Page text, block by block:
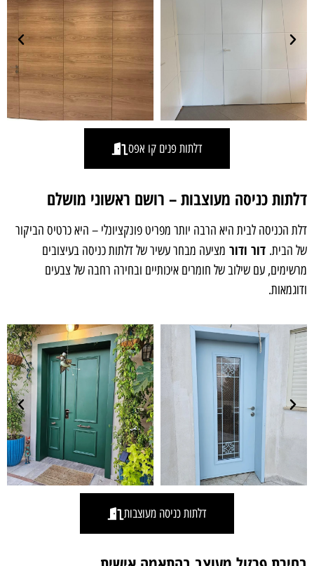
דלתות פנים קו אפס
דלתות כניסה מעוצבות – רושם ראשוני מושלם
דלת הכניסה לבית היא הרבה יותר מפריט פונקציונלי – היא כרטיס הביקור
של הבית. דור ודור מציעה מבחר עשיר של דלתות כניסה בעיצובים
מרשימים, עם שילוב של חומרים איכותיים ובחירה רחבה של צבעים
ודוגמאות.
דלתות כניסה מעוצבות